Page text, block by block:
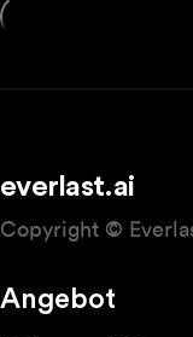
everlast.ai
Copyright ©
Angebot